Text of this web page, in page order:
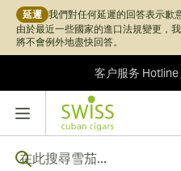
延遲 我們對任何延遲的回答表示歉意
由於最近一些國家的進口法規變更，
將不會例外地盡快回答。
客户服务 Hotline